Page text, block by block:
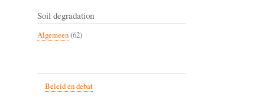
Soil degradation
Algemeen(62)
Beleid en debat